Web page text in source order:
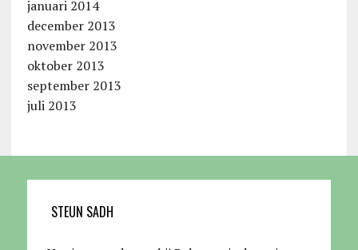
januari 2014
december 2013
november 2013
oktober 2013
september 2013
juli 2013
STEUN SADH